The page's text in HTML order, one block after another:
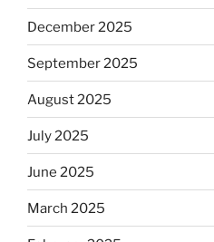
December 2025
September 2025
August 2025
July 2025
June 2025
March 2025